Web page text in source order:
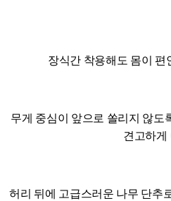
장식간 착용해도 몸이 편
무게 중심이 앞으로 쏠리지 않도
견고하게
허리 뒤에 고급스러운 나무 단추